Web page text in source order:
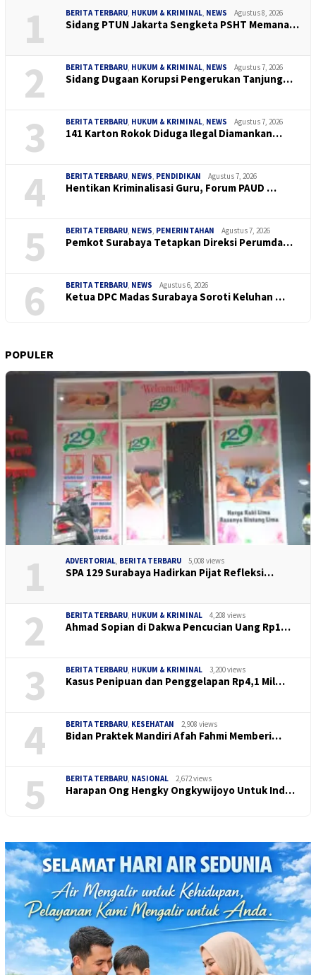
1 BERITA TERBARU HUKUM & KRIMINAL NEWS Agustus 8, 2026
Sidang PTUN Jakarta Sengketa PSHT Memana…
2 BERITA TERBARU HUKUM & KRIMINAL NEWS Agustus 7, 2026
Sidang Dugaan Korupsi Pengerukan Tanjung…
3 BERITA TERBARU HUKUM & KRIMINAL NEWS Agustus 7, 2026
141 Karton Rokok Diduga Ilegal Diamankan…
4 BERITA TERBARU NEWS PENDIDIKAN Agustus 7, 2026
Hentikan Kriminalisasi Guru, Forum PAUD …
5 BERITA TERBARU NEWS PEMERINTAHAN Agustus 7, 2026
Pemkot Surabaya Tetapkan Direksi Perumda…
6 BERITA TERBARU NEWS Agustus 6, 2026
Ketua DPC Madas Surabaya Soroti Keluhan …
POPULER
1 ADVERTORIAL BERITA TERBARU 5,008 views
SPA 129 Surabaya Hadirkan Pijat Refleksi…
2 BERITA TERBARU HUKUM & KRIMINAL 4,208 views
Ahmad Sopian di Dakwa Pencucian Uang Rp1…
3 BERITA TERBARU HUKUM & KRIMINAL 3,200 views
Kasus Penipuan dan Penggelapan Rp4,1 Mil…
4 BERITA TERBARU KESEHATAN 2,908 views
Bidan Praktek Mandiri Afah Fahmi Memberi…
5 BERITA TERBARU NASIONAL 2,672 views
Harapan Ong Hengky Ongkywijoyo Untuk Ind…